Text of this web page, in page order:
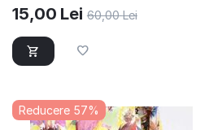
15,00 Lei 60,00 Lei
Reducere 57%